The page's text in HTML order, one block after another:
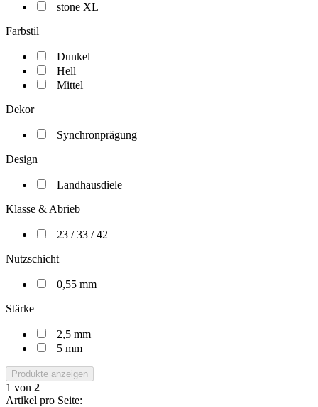
stone XL
Farbstil
Dunkel
Hell
Mittel
Dekor
Synchronprägung
Design
Landhausdiele
Klasse & Abrieb
23 / 33 / 42
Nutzschicht
0,55 mm
Stärke
2,5 mm
5 mm
Produkte anzeigen
1 von 2
Artikel pro Seite: